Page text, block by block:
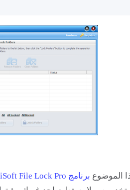
الموضوع برنامج GiliSoft File Lock Pro